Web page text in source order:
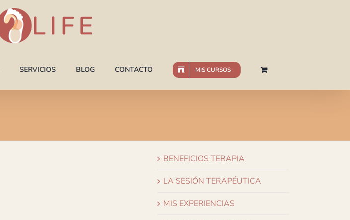
SERVICIOS BLOG CONTACTO MIS CURSOS
BENEFICIOS TERAPIA
LA SESIÓN TERAPÉUTICA
MIS EXPERIENCIAS